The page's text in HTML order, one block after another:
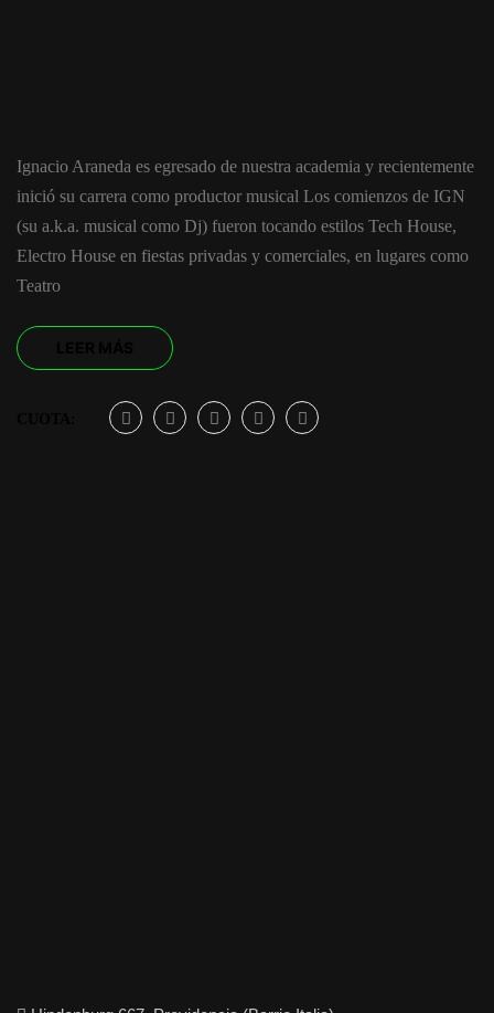
Ignacio Araneda es egresado de nuestra academia y recientemente
inició su carrera como productor musical Los comienzos de IGN
(su a.k.a. musical como Dj) fueron tocando estilos Tech House,
Electro House en fiestas privadas y comerciales, en lugares como
Teatro